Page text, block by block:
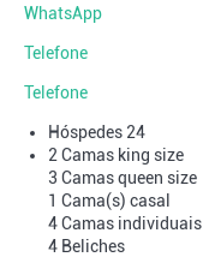
WhatsApp
Telefone
Telefone
Hóspedes 24
2 Camas king size
3 Camas queen size
1 Cama(s) casal
4 Camas individuais
4 Beliches